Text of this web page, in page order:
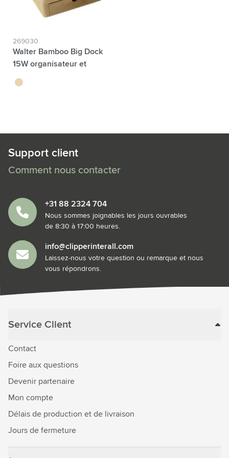
269030
Walter Bamboo Big Dock
15W organisateur et
bambou
Support client
Comment nous contacter
+31 88 2324 704
Nous sommes joignables les jours ouvrables
de 8:30 à 17:00 heures.
info@clipperinterall.com
Laissez-nous votre question ou remarque et nous
vous répondrons.
Service Client
Contact
Foire aux questions
Devenir partenaire
Mon compte
Délais de production et de livraison
Jours de fermeture